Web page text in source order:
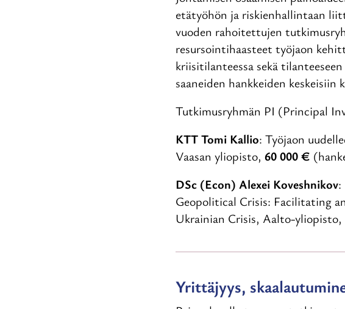
etätyöhön ja riskienhallintaan
vuoden rahoitettujen
resursointihaasteet työjaon
kriisitilanteessa sekä
saaneiden hankkeiden keskeisiin
Tutkimusryhmän PI (Principal
KTT Tomi Kallio: Työjaon
Vaasan yliopisto, 60 000 €
DSc (Econ) Alexei Koveshnikov:
Geopolitical Crisis: Facilitating
Ukrainian Crisis, Aalto-yliopisto,
Yrittäjyys,